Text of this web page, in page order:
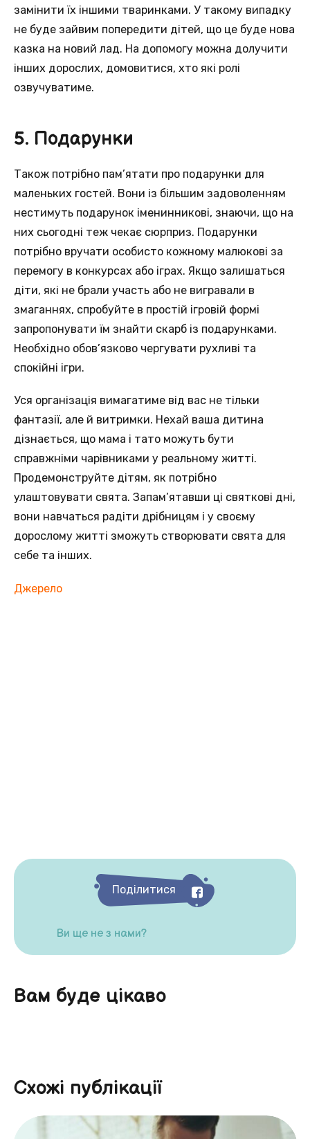
замінити їх іншими тваринками. У такому випадку
не буде зайвим попередити дітей, що це буде нова
казка на новий лад. На допомогу можна долучити
інших дорослих, домовитися, хто які ролі
озвучуватиме.
5. Подарунки
Також потрібно пам’ятати про подарунки для
маленьких гостей. Вони із більшим задоволенням
нестимуть подарунок іменинникові, знаючи, що на
них сьогодні теж чекає сюрприз. Подарунки
потрібно вручати особисто кожному малюкові за
перемогу в конкурсах або іграх. Якщо залишаться
діти, які не брали участь або не вигравали в
змаганнях, спробуйте в простій ігровій формі
запропонувати їм знайти скарб із подарунками.
Необхідно обов’язково чергувати рухливі та
спокійні ігри.
Уся організація вимагатиме від вас не тільки
фантазії, але й витримки. Нехай ваша дитина
дізнається, що мама і тато можуть бути
справжніми чарівниками у реальному житті.
Продемонструйте дітям, як потрібно
улаштовувати свята. Запам’ятавши ці святкові дні,
вони навчаться радіти дрібницям і у своєму
дорослому житті зможуть створювати свята для
себе та інших.
Джерело
Поділитися
Ви ще не з нами?
Вам буде цікаво
Схожі публікації